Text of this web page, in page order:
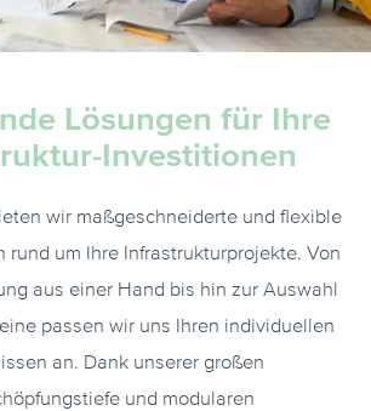
Lösungen für Ihre
Investitionen
wir maßgeschneiderte und flexible
rund um Ihre Infrastrukturprojekte. Von
aus einer Hand bis hin zur Auswahl
passen wir uns Ihren individuellen
an. Dank unserer großen
und modularen